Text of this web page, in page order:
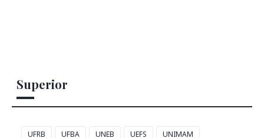
Superior
UFRB UFBA UNEB UEFS UNIMAM